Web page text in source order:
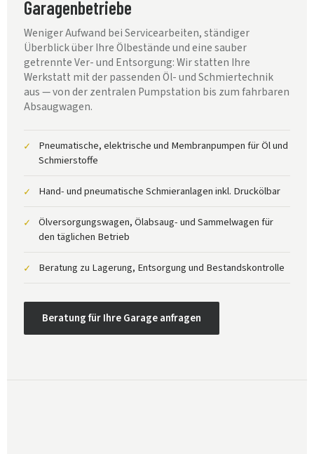
Garagenbetriebe
Weniger Aufwand bei Servicearbeiten, ständiger
Überblick über Ihre Ölbestände und eine sauber
getrennte Ver- und Entsorgung: Wir statten Ihre
Werkstatt mit der passenden Öl- und Schmiertechnik
aus — von der zentralen Pumpstation bis zum fahrbaren
Absaugwagen.
✓
Pneumatische, elektrische und Membranpumpen für Öl und
Schmierstoffe
✓ Hand- und pneumatische Schmieranlagen inkl. Druckölbar
✓
Ölversorgungswagen, Ölabsaug- und Sammelwagen für
den täglichen Betrieb
✓ Beratung zu Lagerung, Entsorgung und Bestandskontrolle
Beratung für Ihre Garage anfragen